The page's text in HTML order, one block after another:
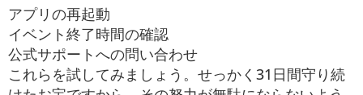
アプリの再起動
イベント終了時間の確認
公式サポートへの問い合わせ
これらを試してみましょう。せっかく31日間守り続